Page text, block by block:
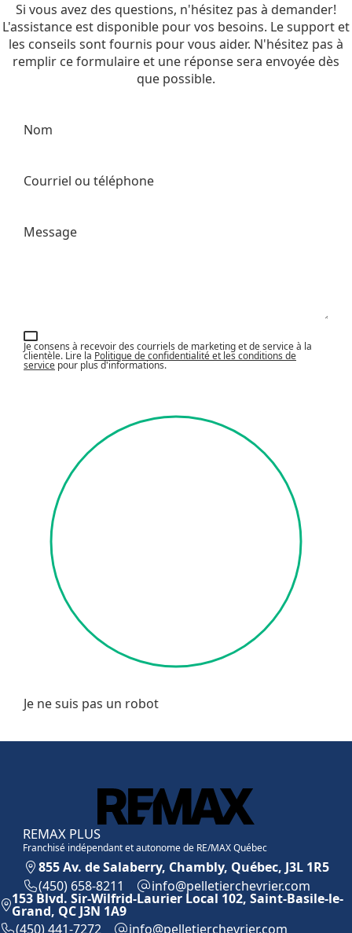
Si vous avez des questions, n'hésitez pas à demander!
L'assistance est disponible pour vos besoins. Le support et
les conseils sont fournis pour vous aider. N'hésitez pas à
remplir ce formulaire et une réponse sera envoyée dès
que possible.
Nom
Courriel ou téléphone
Message
Je consens à recevoir des courriels de marketing et de service à la
clientèle. Lire la Politique de confidentialité et les conditions de
service pour plus d'informations.
Je ne suis pas un robot
REMAX PLUS
Franchisé indépendant et autonome de RE/MAX Québec
855 Av. de Salaberry, Chambly, Québec, J3L 1R5
(450) 658-8211
moc.reirvehcreitellep@ofni
153 Blvd. Sir-Wilfrid-Laurier Local 102, Saint-Basile-le-
Grand, QC J3N 1A9
(450) 441-7272
moc.reirvehcreitellep@ofni